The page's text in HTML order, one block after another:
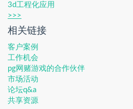
3d工程化应用
>>>
相关链接
客户案例
工作机会
pg网赌游戏的合作伙伴
市场活动
论坛q&a
共享资源